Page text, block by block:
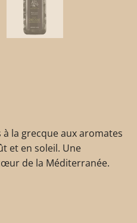
la grecque aux aromates
et en soleil. Une
de la Méditerranée.